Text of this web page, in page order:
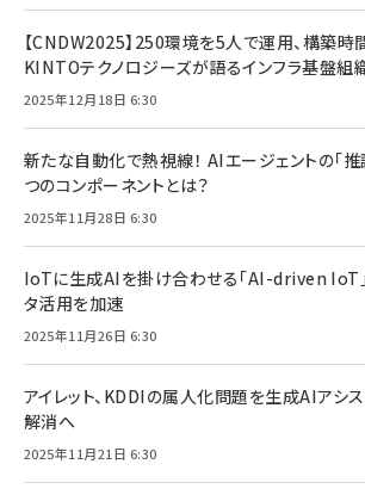
【CNDW2025】250環境を5人で運用、構築時
KINTOテクノロジーズが語るインフラ基盤組
2025年12月18日 6:30
新たな自動化で熱視線！ AIエージェントの「
つのコンポーネントとは？
2025年11月28日 6:30
IoTに生成AIを掛け合わせる「AI-driven IoT
タ活用を加速
2025年11月26日 6:30
アイレット、KDDIの属人化問題を生成AIアシ
解消へ
2025年11月21日 6:30